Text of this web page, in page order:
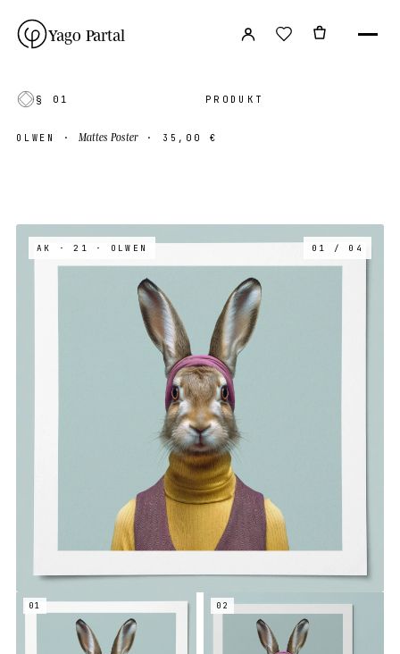
Yago Partal
§ 01 PRODUKT
OLWEN ·Mattes Poster · 35,00 €
AK · 21 · OLWEN 01 / 04
01 02